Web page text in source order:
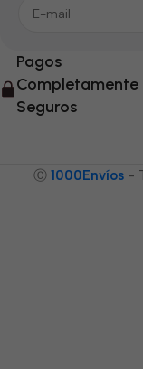
Pagos
Completamente
Seguros
Ⓒ 1000Envíos -